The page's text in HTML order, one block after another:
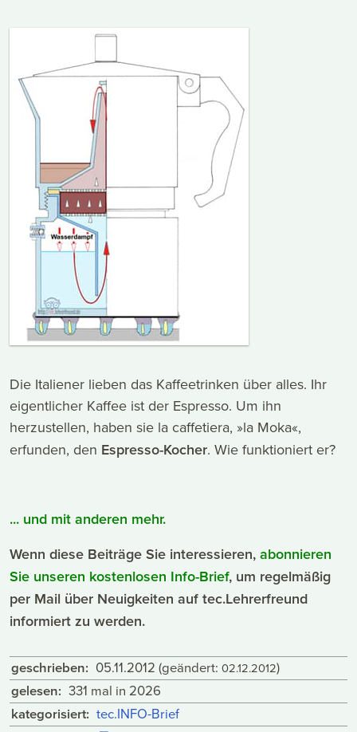
Die Italiener lieben das Kaffeetrinken über alles. Ihr
eigentlicher Kaffee ist der Espresso. Um ihn
herzustellen, haben sie la caffetiera, »la Moka«,
erfunden, den Espresso-Kocher. Wie funktioniert er?
... und mit anderen mehr.
Wenn diese Beiträge Sie interessieren, abonnieren
Sie unseren kostenlosen Info-Brief, um regelmäßig
per Mail über Neuigkeiten auf tec.Lehrerfreund
informiert zu werden.
geschrieben: 05.11.2012 (geändert: 02.12.2012)
gelesen: 331 mal in 2026
kategorisiert: tec.INFO-Brief